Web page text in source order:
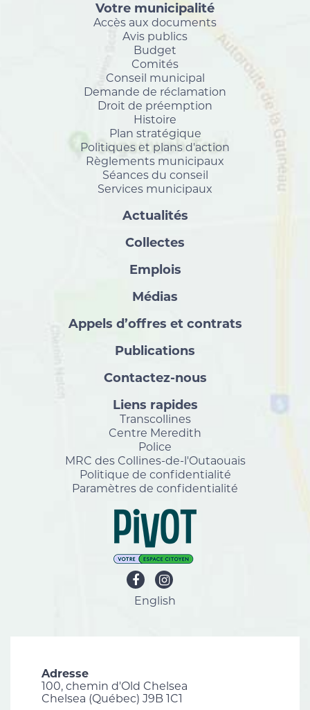
Votre municipalité
Accès aux documents
Avis publics
Budget
Comités
Conseil municipal
Demande de réclamation
Droit de préemption
Histoire
Plan stratégique
Politiques et plans d'action
Règlements municipaux
Séances du conseil
Services municipaux
Actualités
Collectes
Emplois
Médias
Appels d’offres et contrats
Publications
Contactez-nous
Liens rapides
Transcollines
Centre Meredith
Police
MRC des Collines-de-l'Outaouais
Politique de confidentialité
Paramètres de confidentialité
English
Adresse
100, chemin d'Old Chelsea
Chelsea (Québec) J9B 1C1